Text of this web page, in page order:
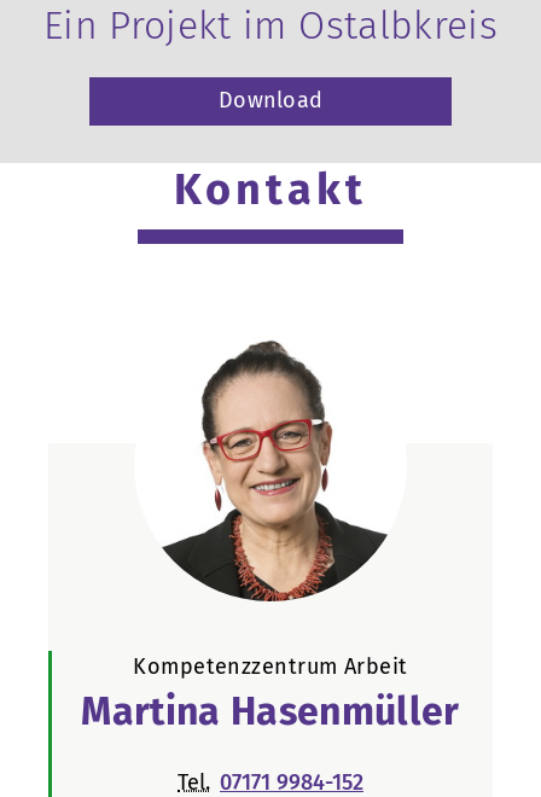
Ein Projekt im Ostalbkreis
Download
Kontakt
Kompetenzzentrum Arbeit
Martina Hasenmüller
Tel. 07171 9984-152